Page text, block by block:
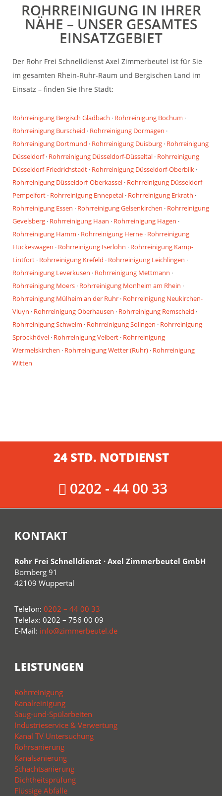
ROHRREINIGUNG IN IHRER
NÄHE – UNSER GESAMTES
EINSATZGEBIET
Der Rohr Frei Schnelldienst Axel Zimmerbeutel ist für Sie
im gesamten Rhein-Ruhr-Raum und Bergischen Land im
Einsatz – finden Sie Ihre Stadt:
Rohrreinigung Bergisch Gladbach · Rohrreinigung Bochum ·
Rohrreinigung Burscheid · Rohrreinigung Dormagen ·
Rohrreinigung Dortmund · Rohrreinigung Duisburg · Rohrreinigung
Düsseldorf· Rohrreinigung Düsseldorf-Düsseltal · Rohrreinigung
Düsseldorf-Friedrichstadt · Rohrreinigung Düsseldorf-Oberbilk ·
Rohrreinigung Düsseldorf-Oberkassel · Rohrreinigung Düsseldorf-
Pempelfort · Rohrreinigung Ennepetal · Rohrreinigung Erkrath ·
Rohrreinigung Essen · Rohrreinigung Gelsenkirchen · Rohrreinigung
Gevelsberg · Rohrreinigung Haan · Rohrreinigung Hagen ·
Rohrreinigung Hamm · Rohrreinigung Herne · Rohrreinigung
Hückeswagen · Rohrreinigung Iserlohn · Rohrreinigung Kamp-
Lintfort · Rohrreinigung Krefeld · Rohrreinigung Leichlingen ·
Rohrreinigung Leverkusen · Rohrreinigung Mettmann ·
Rohrreinigung Moers · Rohrreinigung Monheim am Rhein ·
Rohrreinigung Mülheim an der Ruhr · Rohrreinigung Neukirchen-
Vluyn · Rohrreinigung Oberhausen · Rohrreinigung Remscheid ·
Rohrreinigung Schwelm · Rohrreinigung Solingen · Rohrreinigung
Sprockhövel · Rohrreinigung Velbert · Rohrreinigung
Wermelskirchen · Rohrreinigung Wetter (Ruhr) · Rohrreinigung
Witten
24 STD. NOTDIENST
0202 - 44 00 33
KONTAKT
Rohr Frei Schnelldienst · Axel Zimmerbeutel GmbH
Bornberg 91
42109 Wuppertal
Telefon: 0202 – 44 00 33
Telefax: 0202 – 756 00 09
E-Mail: info@zimmerbeutel.de
LEISTUNGEN
Rohrreinigung
Kanalreinigung
Saug-und-Spülarbeiten
Industrieservice & Verwertung
Kanal TV Untersuchung
Rohrsanierung
Kanalsanierung
Schachtsanierung
Dichtheitsprüfung
Flüssige Abfälle